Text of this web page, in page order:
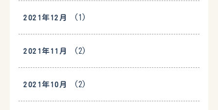
2021年12月 (1)
2021年11月 (2)
2021年10月 (2)